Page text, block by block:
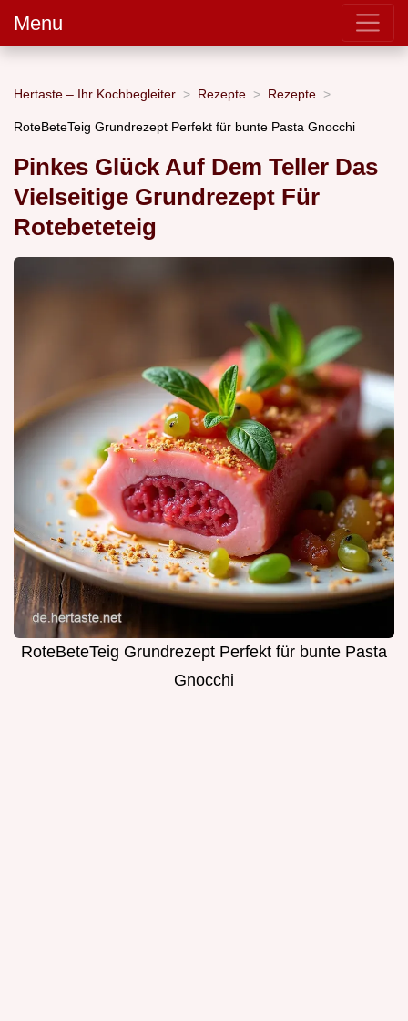
Menu
Hertaste – Ihr Kochbegleiter Rezepte Rezepte
RoteBeteTeig Grundrezept Perfekt für bunte Pasta Gnocchi
Pinkes Glück Auf Dem Teller Das
Vielseitige Grundrezept Für
Rotebeteteig
RoteBeteTeig Grundrezept Perfekt für bunte Pasta
Gnocchi